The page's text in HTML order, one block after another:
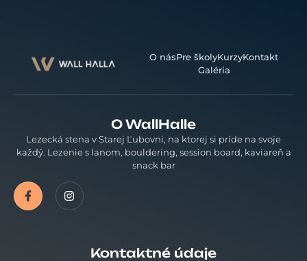
O násPre školyKurzyKontakt
Galéria
O WallHalle
Lezecká stena v Starej Ľubovni, na ktorej si príde na svoje
každý. Lezenie s lanom, bouldering, session board, kaviareň a
snack bar
Kontaktné údaje